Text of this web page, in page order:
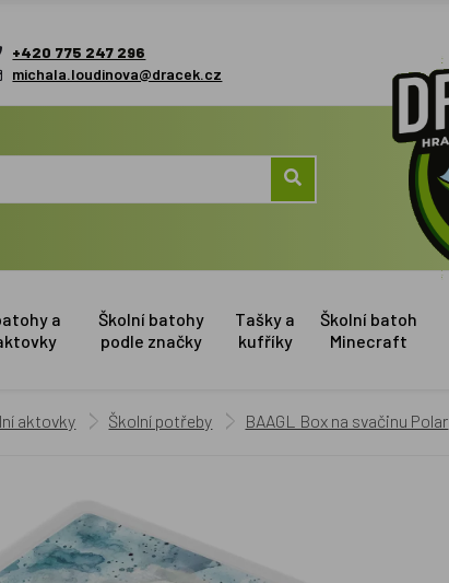
+420 775 247 296
michala.loudinova@dracek.cz
a
Školní batohy
podle značky
Tašky a
kufříky
Školní batoh
Minecraft
aktovky Školní potřeby BAAGL Box na svačinu Polar